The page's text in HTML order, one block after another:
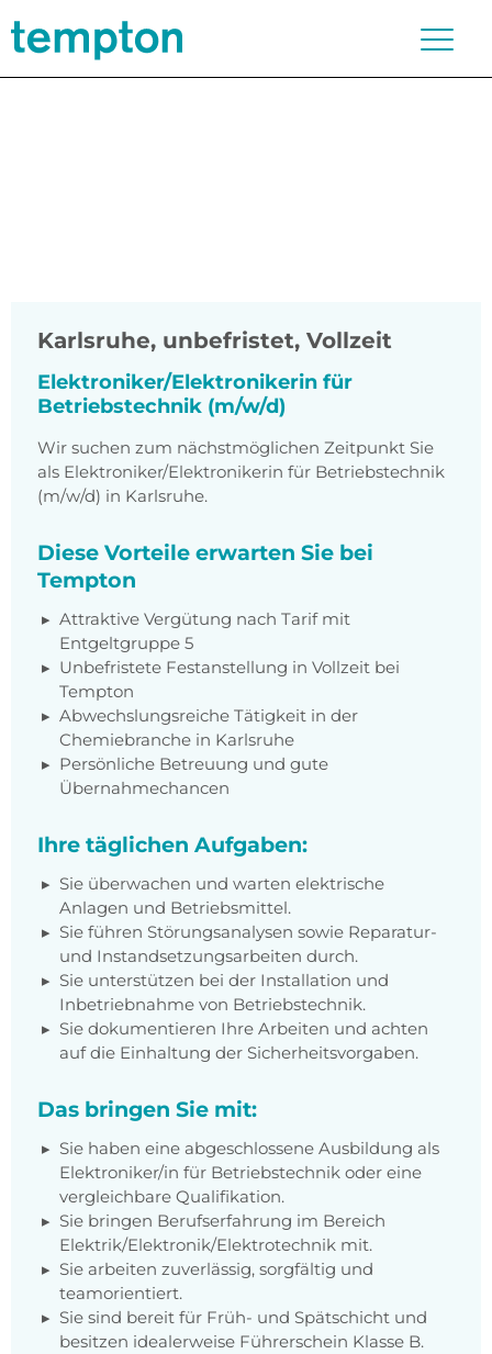
Karlsruhe, unbefristet, Vollzeit
Elektroniker/Elektronikerin für
Betriebstechnik (m/w/d)
Wir suchen zum nächstmöglichen Zeitpunkt Sie
als Elektroniker/Elektronikerin für Betriebstechnik
(m/w/d) in Karlsruhe.
Diese Vorteile erwarten Sie bei
Tempton
Attraktive Vergütung nach Tarif mit
Entgeltgruppe 5
Unbefristete Festanstellung in Vollzeit bei
Tempton
Abwechslungsreiche Tätigkeit in der
Chemiebranche in Karlsruhe
Persönliche Betreuung und gute
Übernahmechancen
Ihre täglichen Aufgaben:
Sie überwachen und warten elektrische
Anlagen und Betriebsmittel.
Sie führen Störungsanalysen sowie Reparatur-
und Instandsetzungsarbeiten durch.
Sie unterstützen bei der Installation und
Inbetriebnahme von Betriebstechnik.
Sie dokumentieren Ihre Arbeiten und achten
auf die Einhaltung der Sicherheitsvorgaben.
Das bringen Sie mit:
Sie haben eine abgeschlossene Ausbildung als
Elektroniker/in für Betriebstechnik oder eine
vergleichbare Qualifikation.
Sie bringen Berufserfahrung im Bereich
Elektrik/Elektronik/Elektrotechnik mit.
Sie arbeiten zuverlässig, sorgfältig und
teamorientiert.
Sie sind bereit für Früh- und Spätschicht und
besitzen idealerweise Führerschein Klasse B.